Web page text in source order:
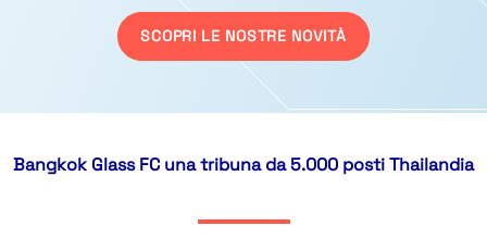
SCOPRI LE NOSTRE NOVITÀ
Bangkok Glass FC una tribuna da 5.000 posti Thailandia